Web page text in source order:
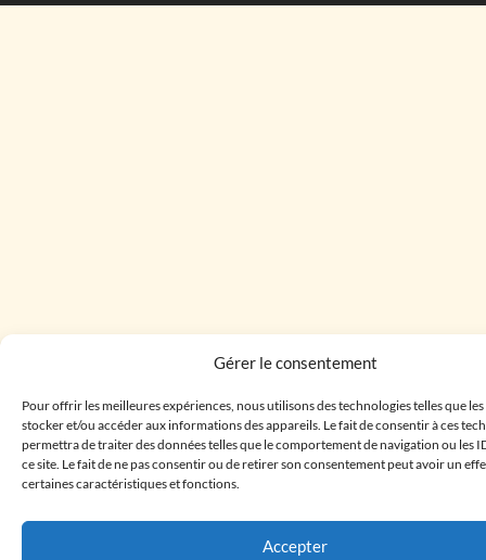
Gérer le consentement
Pour offrir les meilleures expériences, nous utilisons des technologies telles que
stocker et/ou accéder aux informations des appareils. Le fait de consentir à ces
permettra de traiter des données telles que le comportement de navigation ou les
ce site. Le fait de ne pas consentir ou de retirer son consentement peut avoir un
certaines caractéristiques et fonctions.
Accepter